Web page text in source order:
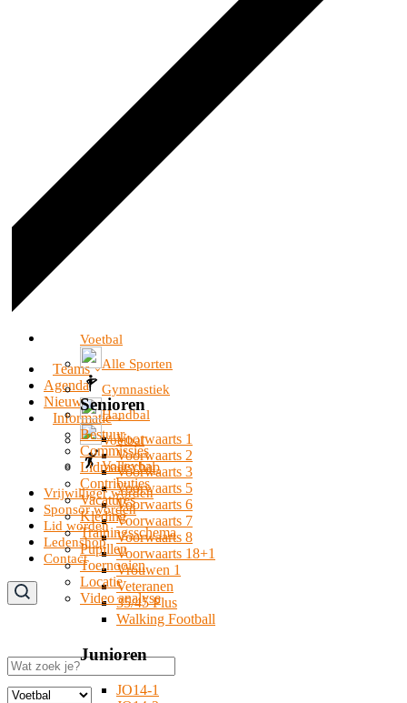
Voetbal
Alle Sporten
Gymnastiek
Handbal
Voetbal
Volleybal
Teams
Senioren
Voorwaarts 1
Voorwaarts 2
Voorwaarts 3
Voorwaarts 5
Voorwaarts 6
Voorwaarts 7
Voorwaarts 8
Voorwaarts 18+1
Vrouwen 1
Veteranen
35/45 Plus
Walking Football
Junioren
JO14-1
Agenda
Nieuws
Informatie
Bestuur
Commissies
Lidmaatschap
Contributies
Vacatures
Kleding
Trainingsschema
Pupillen
Toernooien
Locatie
Video analyse
Vrijwilliger worden
Sponsor worden
Lid worden
Ledenshop
Contact
Zoeken